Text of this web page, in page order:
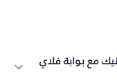
مع بوابة فلاي